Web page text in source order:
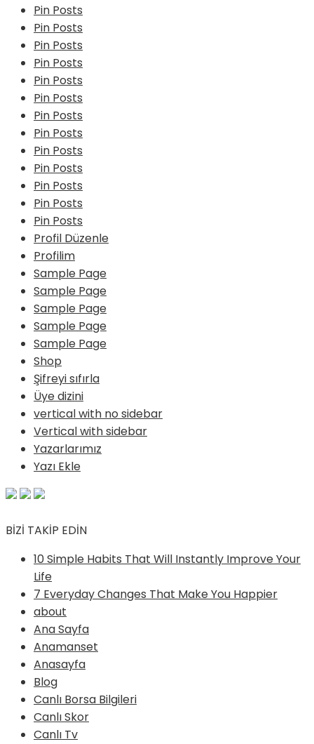
Pin Posts
Pin Posts
Pin Posts
Pin Posts
Pin Posts
Pin Posts
Pin Posts
Pin Posts
Pin Posts
Pin Posts
Pin Posts
Pin Posts
Pin Posts
Profil Düzenle
Profilim
Sample Page
Sample Page
Sample Page
Sample Page
Sample Page
Shop
Şifreyi sıfırla
Üye dizini
vertical with no sidebar
Vertical with sidebar
Yazarlarımız
Yazı Ekle
BİZİ TAKİP EDİN
10 Simple Habits That Will Instantly Improve Your
Life
7 Everyday Changes That Make You Happier
about
Ana Sayfa
Anamanset
Anasayfa
Blog
Canlı Borsa Bilgileri
Canlı Skor
Canlı Tv